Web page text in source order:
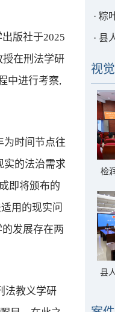
版社于2025
授在刑法学研
中进行考察,
时间节点往
实的法治需求
即将颁布的
用的现实问
发展存在两
法教义学研
联签
· 粽
· 县
视
检
县